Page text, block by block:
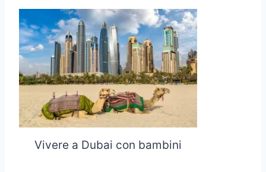
Vivere a Dubai con bambini